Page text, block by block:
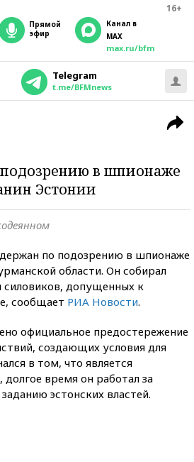
16+
прямой
эфир
Канал в
MAX
max.ru/bfm
Telegram
t.me/BFMnews
в шпионаже
Эстонии
по подозрению в шпионаже
области. Он собирал
силовиков, допущенных к
сообщает РИА Новости.
официальное предостережение
создающих условия для
в том, что является
время он работал за
эстонских властей.